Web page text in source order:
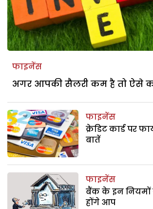
फाइनेंस
अगर आपकी सैलरी कम है तो ऐसे
फाइनेंस
क्रेडिट कार्ड पर
बातें
फाइनेंस
बैंक के इन नियमों
होंगे आप